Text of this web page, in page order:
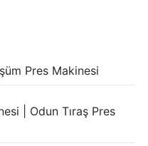
Pres Makinesi
| Odun Tıraş Pres